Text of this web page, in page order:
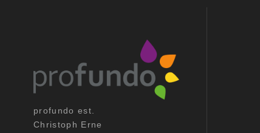
profundo est.
Christoph Erne